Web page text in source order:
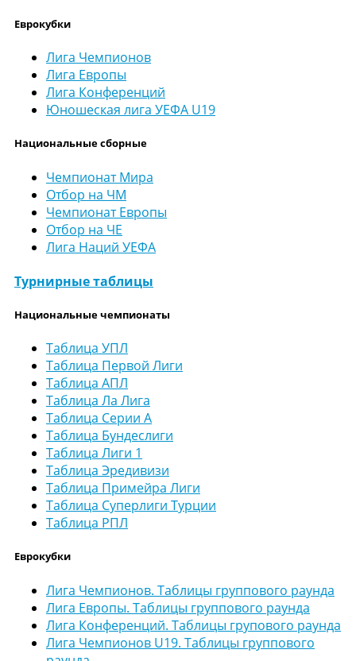
Еврокубки
Лига Чемпионов
Лига Европы
Лига Конференций
Юношеская лига УЕФА U19
Национальные сборные
Чемпионат Мира
Отбор на ЧМ
Чемпионат Европы
Отбор на ЧЕ
Лига Наций УЕФА
Турнирные таблицы
Национальные чемпионаты
Таблица УПЛ
Таблица Первой Лиги
Таблица АПЛ
Таблица Ла Лига
Таблица Серии А
Таблица Бундеслиги
Таблица Лиги 1
Таблица Эредивизи
Таблица Примейра Лиги
Таблица Суперлиги Турции
Таблица РПЛ
Еврокубки
Лига Чемпионов. Таблицы группового раунда
Лига Европы. Таблицы группового раунда
Лига Конференций. Таблицы групового раунда
Лига Чемпионов U19. Таблицы группового